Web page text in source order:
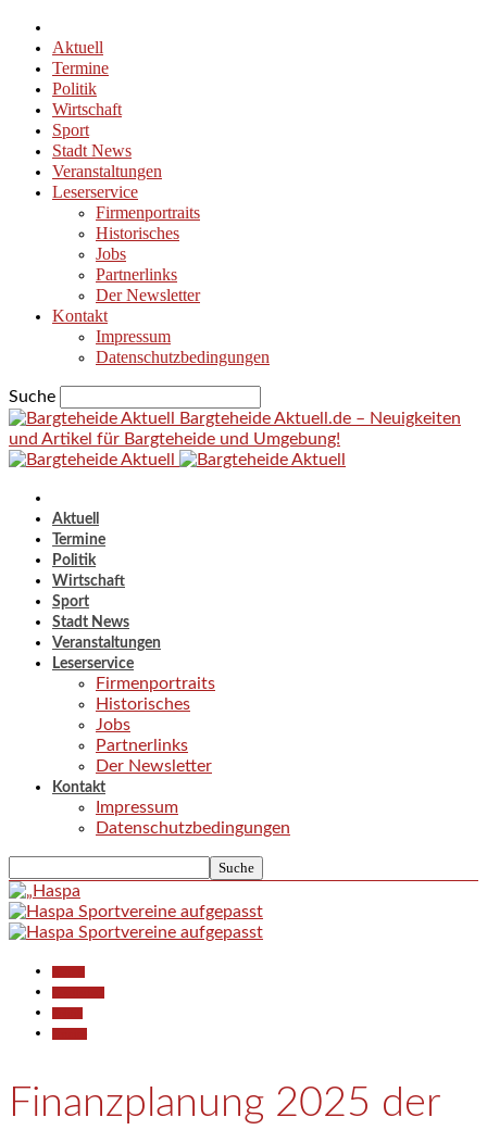
Aktuell
Termine
Politik
Wirtschaft
Sport
Stadt News
Veranstaltungen
Leserservice
Firmenportraits
Historisches
Jobs
Partnerlinks
Der Newsletter
Kontakt
Impressum
Datenschutzbedingungen
Suche
Bargteheide Aktuell.de – Neuigkeiten
und Artikel für Bargteheide und Umgebung!
Aktuell
Termine
Politik
Wirtschaft
Sport
Stadt News
Veranstaltungen
Leserservice
Firmenportraits
Historisches
Jobs
Partnerlinks
Der Newsletter
Kontakt
Impressum
Datenschutzbedingungen
Finanzplanung 2025 der